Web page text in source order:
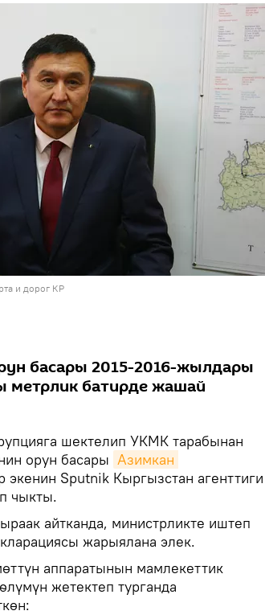
и дорог КР
басары 2015-2016-жылдары
метрлик батирде жашай
шектелип УКМК тарабынан
орун басары Азимкан
экенин Sputnik Кыргызстан агенттиги
чыкты.
айтканда, министрликте иштеп
жарыялана элек.
аппаратынын мамлекеттик
жетектеп турганда